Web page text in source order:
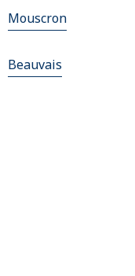
Mouscron
Beauvais